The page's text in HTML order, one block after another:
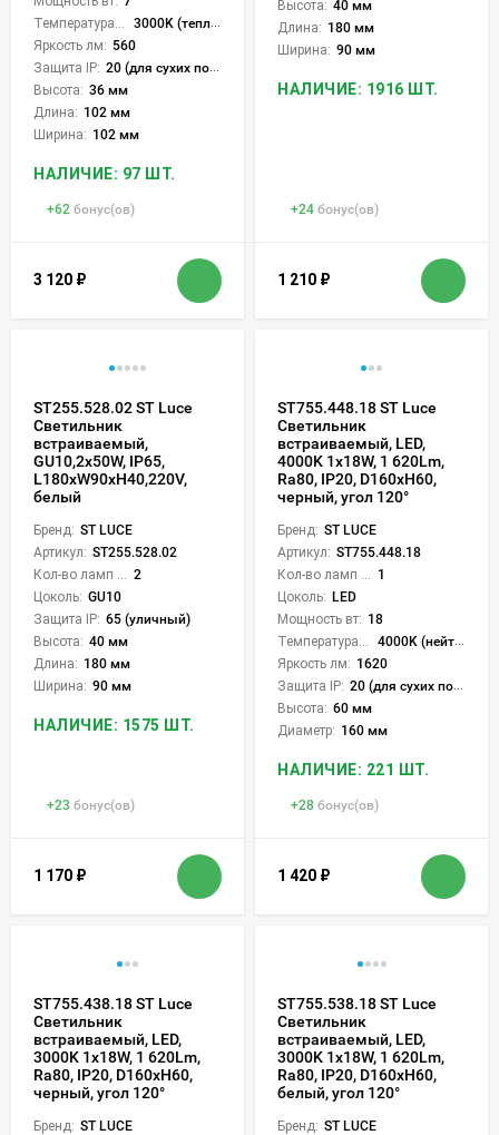
3000K (теплый)
Яркость лм: 560
Защита IP: 20 (для сухих пом.)
Высота: 36 мм
Длина: 102 мм
Ширина: 102 мм
НАЛИЧИЕ: 97 ШТ.
+62 бонус(ов)
3 120 ₽
Высота: 40 мм
Длина: 180 мм
Ширина: 90 мм
НАЛИЧИЕ: 1916 ШТ.
+24 бонус(ов)
1 210 ₽
ST255.528.02 ST Luce
Светильник
встраиваемый,
GU10,2х50W, IP65,
L180xW90xH40,220V,
белый
Бренд: ST LUCE
Артикул: ST255.528.02
2
Цоколь: GU10
Защита IP: 65 (уличный)
Высота: 40 мм
Длина: 180 мм
Ширина: 90 мм
НАЛИЧИЕ: 1575 ШТ.
+23 бонус(ов)
1 170 ₽
ST755.448.18 ST Luce
Светильник
встраиваемый, LED,
4000K 1х18W, 1 620Lm,
Ra80, IP20, D160xH60,
черный, угол 120°
Бренд: ST LUCE
Артикул: ST755.448.18
1
Цоколь: LED
Мощность вт: 18
4000K (нейтральный)
Яркость лм: 1620
Защита IP: 20 (для сухих пом.)
Высота: 60 мм
Диаметр: 160 мм
НАЛИЧИЕ: 221 ШТ.
+28 бонус(ов)
1 420 ₽
ST755.438.18 ST Luce
Светильник
встраиваемый, LED,
3000K 1х18W, 1 620Lm,
Ra80, IP20, D160xH60,
черный, угол 120°
Бренд: ST LUCE
ST755.538.18 ST Luce
Светильник
встраиваемый, LED,
3000K 1х18W, 1 620Lm,
Ra80, IP20, D160xH60,
белый, угол 120°
Бренд: ST LUCE